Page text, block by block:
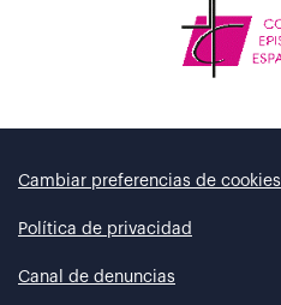
Cambiar preferencias de cookies
Política de privacidad
Canal de denuncias